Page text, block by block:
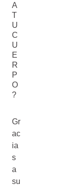
A
T
U
C
U
E
R
P
O
?
Gr
ac
ia
s
a
su